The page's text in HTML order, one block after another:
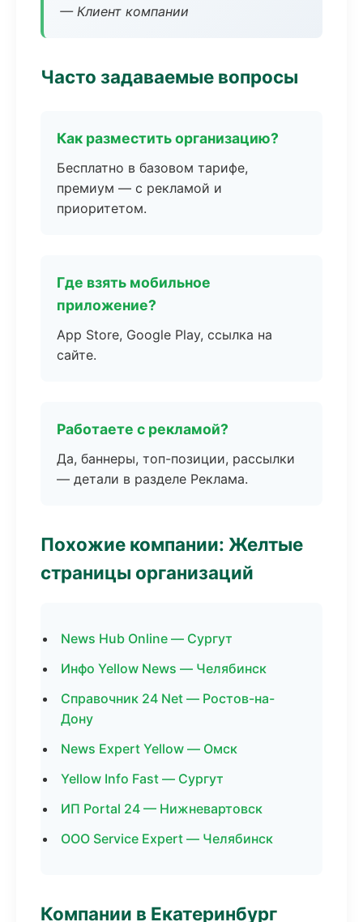
— Клиент компании
Часто задаваемые вопросы
Как разместить организацию?
Бесплатно в базовом тарифе,
премиум — с рекламой и
приоритетом.
Где взять мобильное
приложение?
App Store, Google Play, ссылка на
сайте.
Работаете с рекламой?
Да, баннеры, топ-позиции, рассылки
— детали в разделе Реклама.
Похожие компании: Желтые
страницы организаций
News Hub Online — Сургут
Инфо Yellow News — Челябинск
Справочник 24 Net — Ростов-на-
Дону
News Expert Yellow — Омск
Yellow Info Fast — Сургут
ИП Portal 24 — Нижневартовск
ООО Service Expert — Челябинск
Компании в Екатеринбург